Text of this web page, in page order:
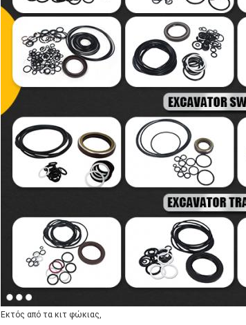
Εκτός από τα κιτ φώκιας,